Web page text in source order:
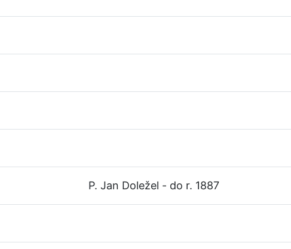
P. Jan Doležel - do r. 1887